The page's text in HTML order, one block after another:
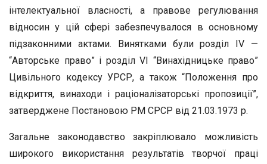
інтелектуальної власності, а правове регулювання
відносин у цій сфері забезпечувалося в основному
підзаконними актами. Винятками були розділ IV —
“Авторське право” і розділ VI “Винахідницьке право”
Цивільного кодексу УРСР, а також “Положення про
відкриття, винаходи і раціоналізаторські пропозиції”,
затверджене Постановою РМ СРСР від 21.03.1973 р.
Загальне законодавство закріплювало можливість
широкого використання результатів творчої праці